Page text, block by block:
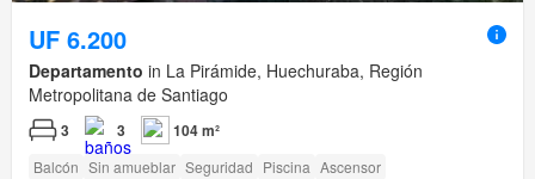
UF 6.200
Departamento in La Pirámide, Huechuraba, Región
Metropolitana de Santiago
3 3 104 m²
Balcón Sin amueblar Seguridad Piscina Ascensor